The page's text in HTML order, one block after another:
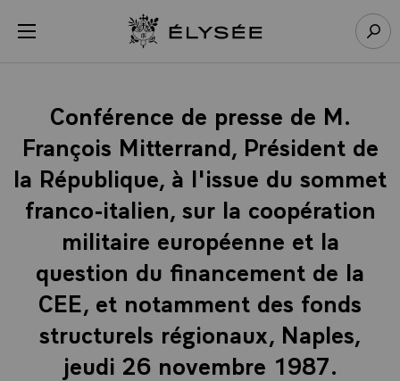
menu Retour à l’accueil Élysée
Conférence de presse de M.
François Mitterrand, Président de
la République, à l'issue du sommet
franco-italien, sur la coopération
militaire européenne et la
question du financement de la
CEE, et notamment des fonds
structurels régionaux, Naples,
jeudi 26 novembre 1987.
Panneau de gestion des cookies